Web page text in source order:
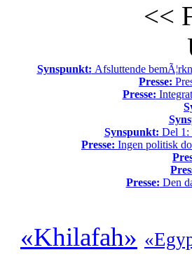
<<
Synspunkt: Afsluttende
Presse:
Presse:
Synspunkt: Del 1:
Presse: Ingen politisk
Presse: Den
«Khilafah»